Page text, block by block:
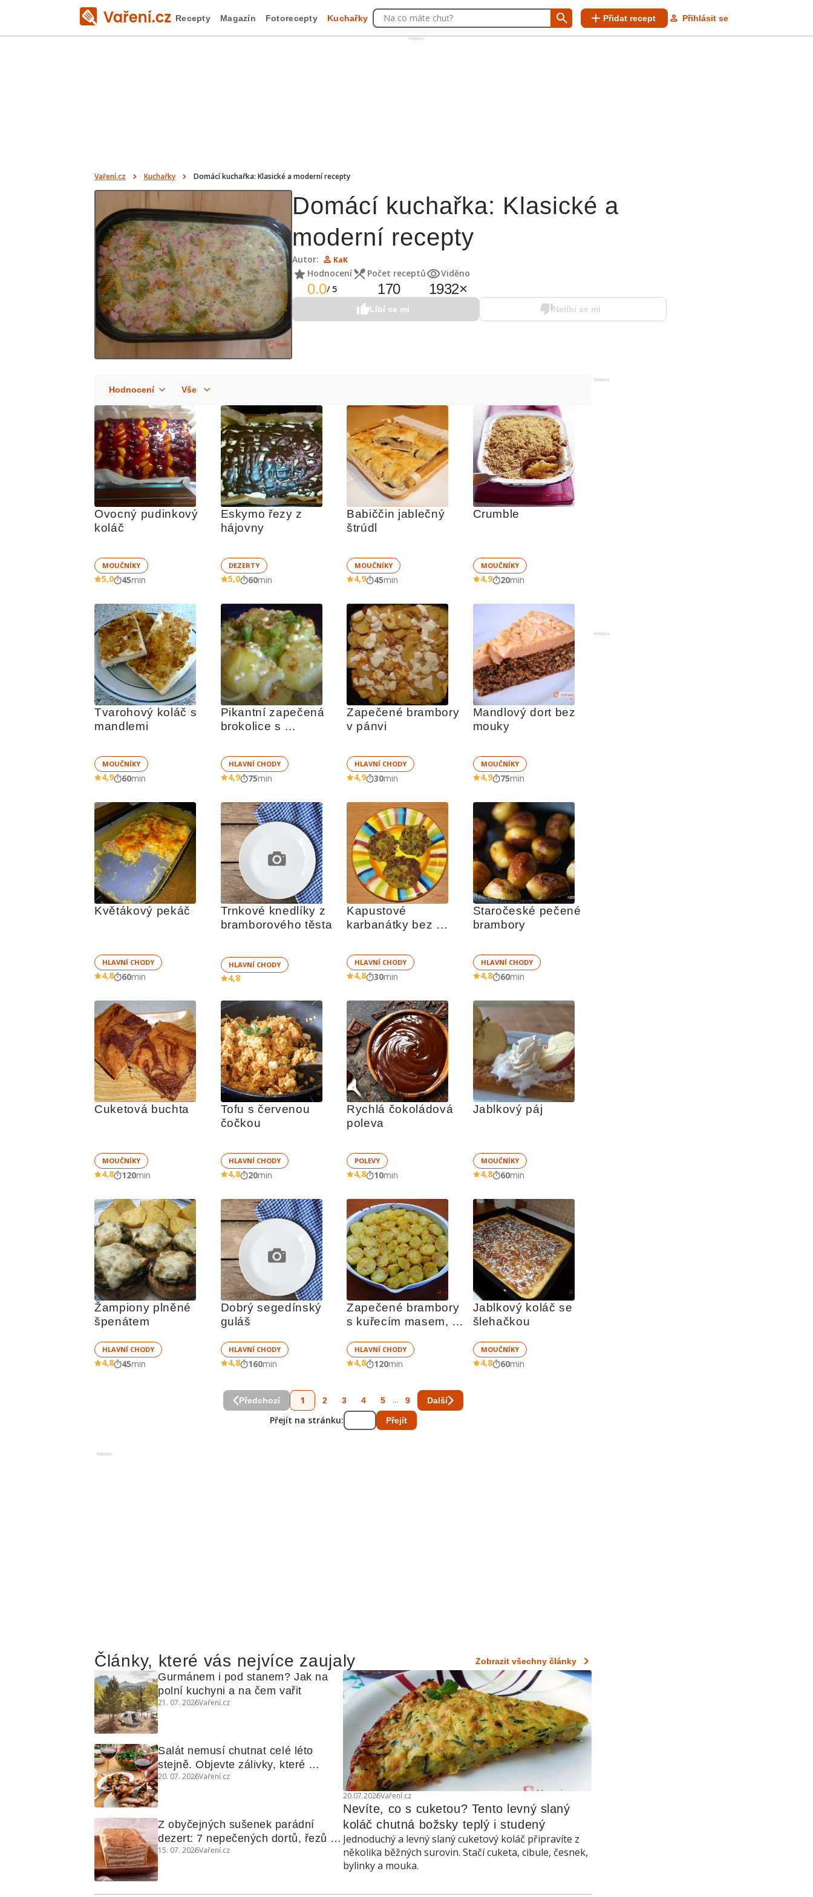
Reklama
Recepty Magazín Fotorecepty Kuchařky Na co máte chuť? Přidat recept Přihlásit se
Vaření.cz Kuchařky Domácí kuchařka: Klasické a moderní recepty
Domácí kuchařka: Klasické a
moderní recepty
Autor: KaK
Hodnocení
0.0/ 5
Počet receptů
170
Viděno
1932×
Líbí se mi Nelíbí se mi
Ovocný pudinkový
koláč
MOUČNÍKY
5,0 45min
Eskymo řezy z
hájovny
DEZERTY
5,0 60min
Babiččin jablečný
štrúdl
MOUČNÍKY
4,9 45min
Crumble
MOUČNÍKY
4,9 20min
Tvarohový koláč s
mandlemi
MOUČNÍKY
4,9 60min
Pikantní zapečená
brokolice s
HLAVNÍ CHODY
4,9 75min
Zapečené brambory
v pánvi
HLAVNÍ CHODY
4,9 30min
Mandlový dort bez
mouky
MOUČNÍKY
4,9 75min
Květákový pekáč
HLAVNÍ CHODY
4,8 60min
Trnkové knedlíky z
bramborového těsta
HLAVNÍ CHODY
4,8
Kapustové
karbanátky bez
HLAVNÍ CHODY
4,8 30min
Staročeské pečené
brambory
HLAVNÍ CHODY
4,8 60min
Cuketová buchta
MOUČNÍKY
4,8 120min
Tofu s červenou
čočkou
HLAVNÍ CHODY
4,8 20min
Rychlá čokoládová
poleva
POLEVY
4,8 10min
Jablkový páj
MOUČNÍKY
4,8 60min
Žampiony plněné
špenátem
HLAVNÍ CHODY
4,8 45min
Dobrý segedínský
HLAVNÍ CHODY
4,8 160min
Zapečené brambory
s kuřecím masem,
HLAVNÍ CHODY
4,8 120min
Jablkový koláč se
šlehačkou
MOUČNÍKY
4,8 60min
Předchozí 1 2 3 4 5 ... 9 Další
Přejít na stránku: Přejít
Reklama
Články, které vás nejvíce zaujaly Zobrazit všechny články
20.07.2026Vaření.cz
Nevíte, co s cuketou? Tento levný slaný
koláč chutná božsky teplý i studený
Jednoduchý a levný slaný cuketový koláč připravíte z
několika běžných surovin. Stačí cuketa, cibule, česnek,
bylinky a mouka.
Gurmánem i pod stanem? Jak na
polní kuchyni a na čem vařit
21. 07. 2026Vaření.cz
Salát nemusí chutnat celé léto
stejně. Objevte zálivky, které
využijete i na maso, nudle nebo
20. 07. 2026Vaření.cz
Z obyčejných sušenek parádní
dezert: 7 nepečených dortů, řezů a
koláčů
15. 07. 2026Vaření.cz
Reklama
Reklama